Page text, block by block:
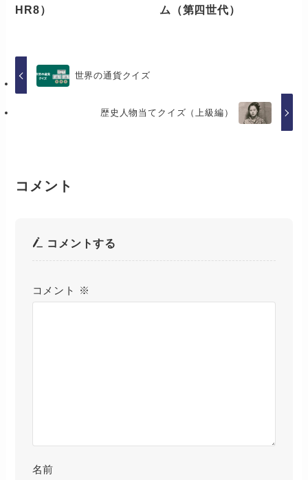
HR8）
ム（第四世代）
世界の通貨クイズ
歴史人物当てクイズ（上級編）
コメント
コメントする
コメント ※
名前